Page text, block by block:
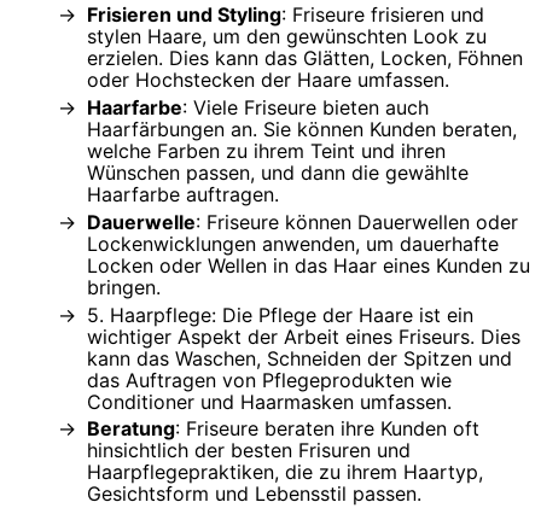
Frisieren und Styling: Friseure frisieren und
stylen Haare, um den gewünschten Look zu
erzielen. Dies kann das Glätten, Locken, Föhnen
oder Hochstecken der Haare umfassen.
Haarfarbe: Viele Friseure bieten auch
Haarfärbungen an. Sie können Kunden beraten,
welche Farben zu ihrem Teint und ihren
Wünschen passen, und dann die gewählte
Haarfarbe auftragen.
Dauerwelle: Friseure können Dauerwellen oder
Lockenwicklungen anwenden, um dauerhafte
Locken oder Wellen in das Haar eines Kunden zu
bringen.
5. Haarpflege: Die Pflege der Haare ist ein
wichtiger Aspekt der Arbeit eines Friseurs. Dies
kann das Waschen, Schneiden der Spitzen und
das Auftragen von Pflegeprodukten wie
Conditioner und Haarmasken umfassen.
Beratung: Friseure beraten ihre Kunden oft
hinsichtlich der besten Frisuren und
Haarpflegepraktiken, die zu ihrem Haartyp,
Gesichtsform und Lebensstil passen.